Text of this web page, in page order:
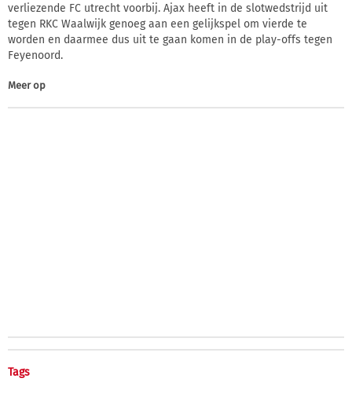
verliezende FC utrecht voorbij. Ajax heeft in de slotwedstrijd uit
tegen RKC Waalwijk genoeg aan een gelijkspel om vierde te
worden en daarmee dus uit te gaan komen in de play-offs tegen
Feyenoord.
Meer op
Tags